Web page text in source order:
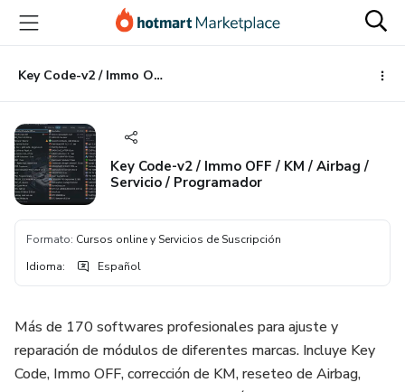
principal
página
de
página
Key Code-v2 / Immo OFF / KM / Airbag / Servicio / Programador
Key Code-v2 / Immo OFF / KM / Airbag /
Servicio / Programador
Formato: Cursos online y Servicios de Suscripción
Idioma: Español
Más de 170 softwares profesionales para ajuste y
reparación de módulos de diferentes marcas. Incluye Key
Code, Immo OFF, corrección de KM, reseteo de Airbag,